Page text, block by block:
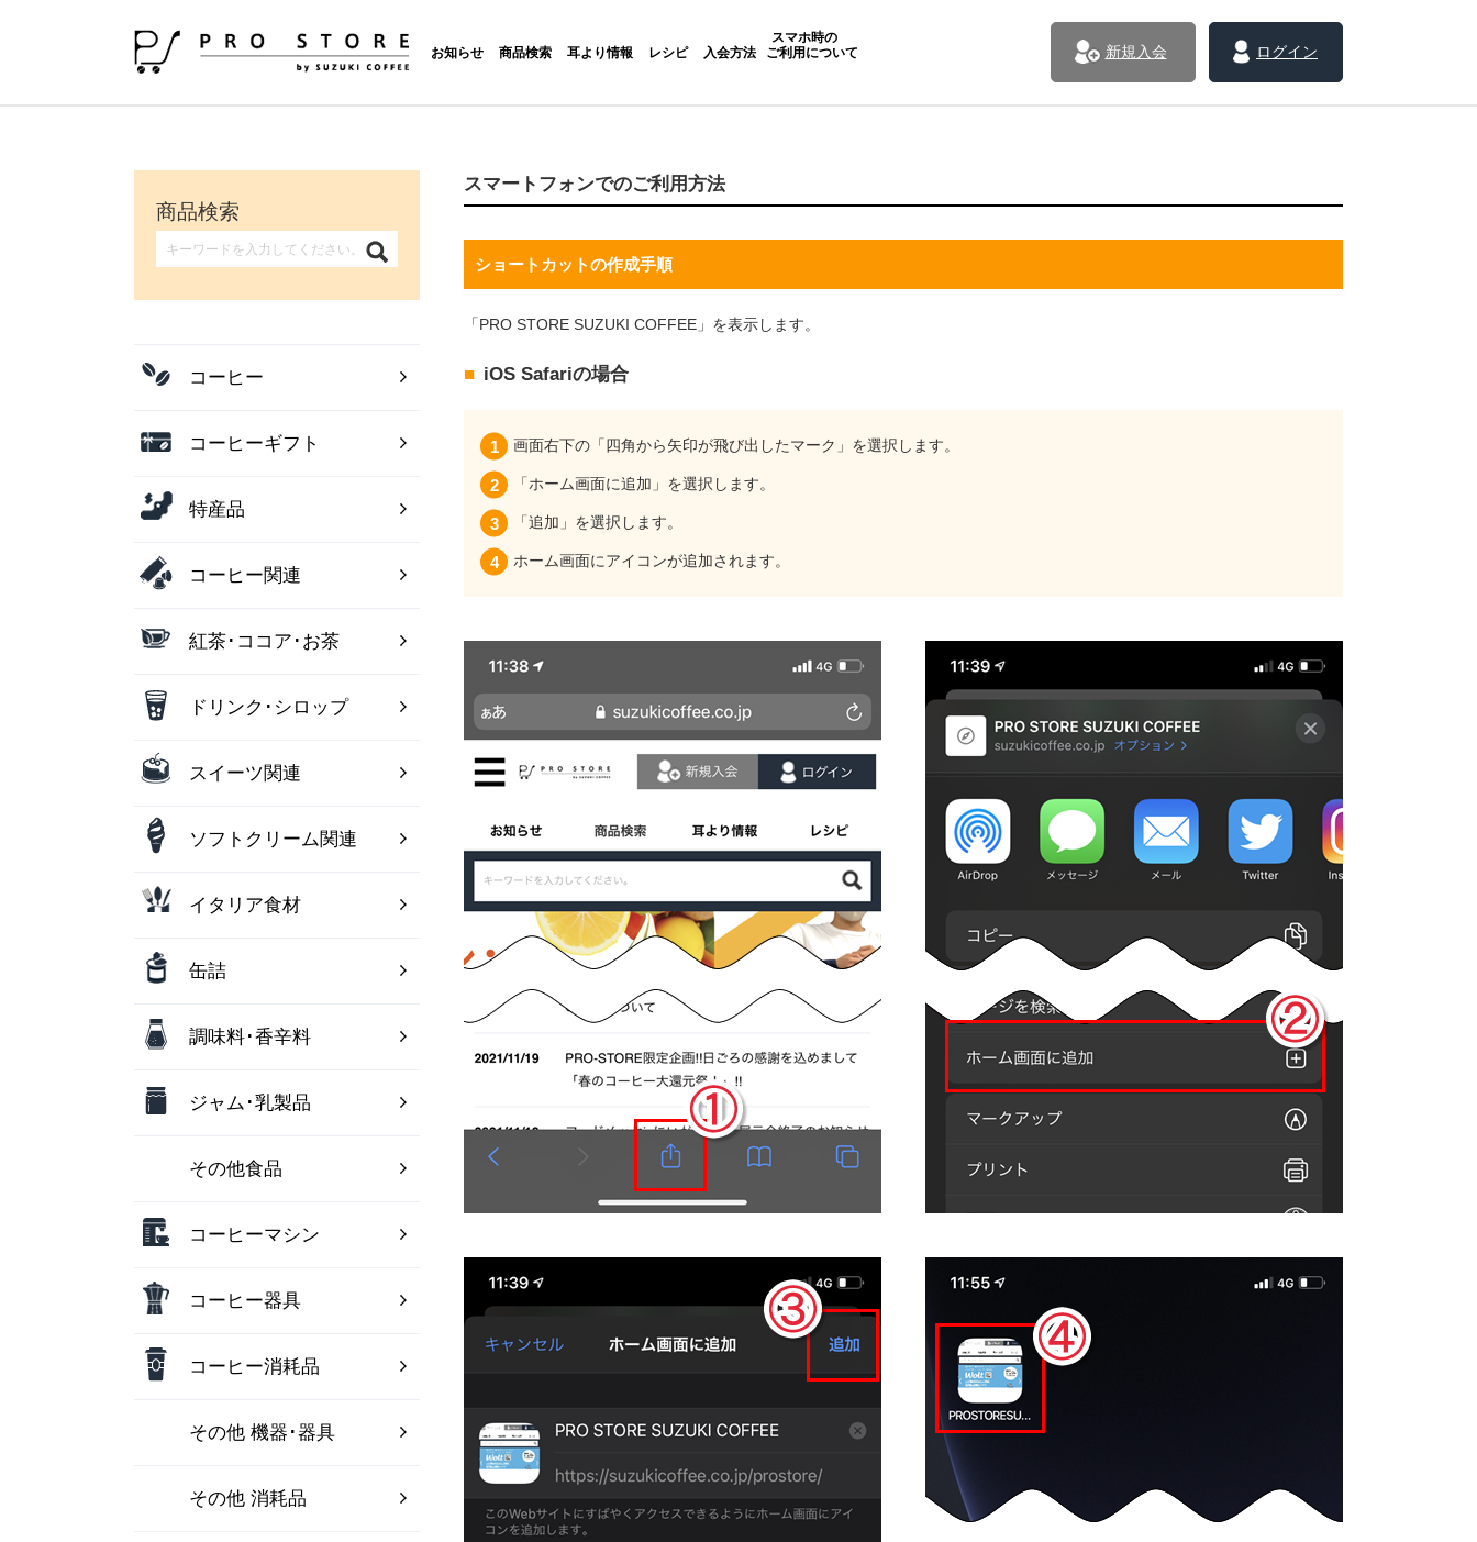
お知らせ 商品検索 耳より情報 レシピ 入会方法
スマホ時の
ご利用について
ログイン
新規入会
スマートフォンでのご利用方法
ショートカットの作成手順
「PRO STORE SUZUKI COFFEE」を表示します。
iOS Safariの場合
画面右下の「四角から矢印が飛び出したマーク」を選択します。
「ホーム画面に追加」を選択します。
「追加」を選択します。
ホーム画面にアイコンが追加されます。
商品検索
コーヒー
コーヒーギフト
特産品
コーヒー関連
紅茶･ココア･お茶
ドリンク･シロップ
スイーツ関連
ソフトクリーム関連
イタリア食材
缶詰
調味料･香辛料
ジャム･乳製品
その他食品
コーヒーマシン
コーヒー器具
コーヒー消耗品
その他 機器･器具
その他 消耗品